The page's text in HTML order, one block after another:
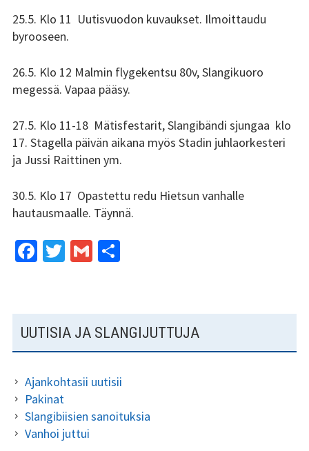
Kundi ja Friidu 2015
Kundi ja Friidu 2016
Kundi ja Friidu 2018
Stadin Slangi tv
Lafka
25.5. Klo 11 Uutisvuodon kuvaukset. Ilmoittaudu
byrooseen.
26.5. Klo 12 Malmin flygekentsu 80v, Slangikuoro
megessä. Vapaa pääsy.
27.5. Klo 11-18 Mätisfestarit, Slangibändi sjungaa klo
17. Stagella päivän aikana myös Stadin juhlaorkesteri
ja Jussi Raittinen ym.
30.5. Klo 17 Opastettu redu Hietsun vanhalle
hautausmaalle. Täynnä.
Fa
o
o
k
T
er
G
l
S
e
SIVUPALKKI
UUTISIA JA SLANGIJUTTUJA
Ajankohtasii uutisii
Pakinat
Slangibiisien sanoituksia
Vanhoi juttui